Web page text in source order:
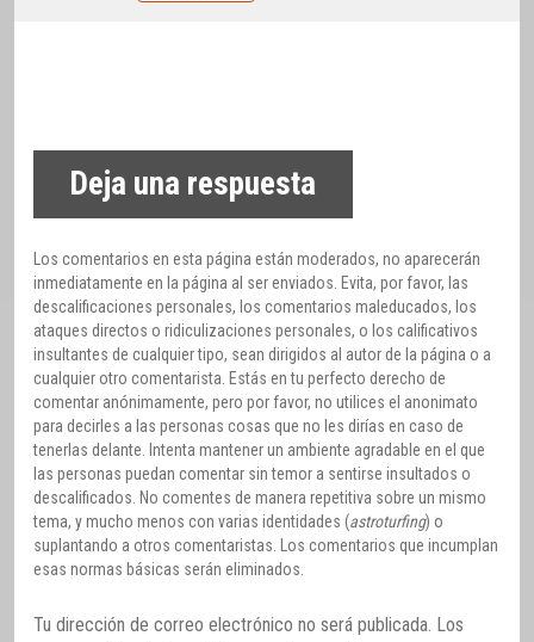
Deja una respuesta
Los comentarios en esta página están moderados, no aparecerán
inmediatamente en la página al ser enviados. Evita, por favor, las
descalificaciones personales, los comentarios maleducados, los
ataques directos o ridiculizaciones personales, o los calificativos
insultantes de cualquier tipo, sean dirigidos al autor de la página o a
cualquier otro comentarista. Estás en tu perfecto derecho de
comentar anónimamente, pero por favor, no utilices el anonimato
para decirles a las personas cosas que no les dirías en caso de
tenerlas delante. Intenta mantener un ambiente agradable en el que
las personas puedan comentar sin temor a sentirse insultados o
descalificados. No comentes de manera repetitiva sobre un mismo
tema, y mucho menos con varias identidades (astroturfing) o
suplantando a otros comentaristas. Los comentarios que incumplan
esas normas básicas serán eliminados.
Tu dirección de correo electrónico no será publicada. Los